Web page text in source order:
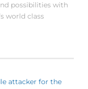
possibilities with
world class
attacker for the